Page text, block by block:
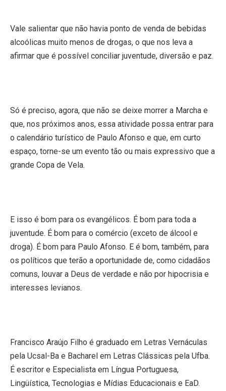
Vale salientar que não havia ponto de venda de bebidas
alcoólicas muito menos de drogas, o que nos leva a
afirmar que é possível conciliar juventude, diversão e paz.
Só é preciso, agora, que não se deixe morrer a Marcha e
que, nos próximos anos, essa atividade possa entrar para
o calendário turístico de Paulo Afonso e que, em curto
espaço, torne-se um evento tão ou mais expressivo que a
grande Copa de Vela.
E isso é bom para os evangélicos. É bom para toda a
juventude. É bom para o comércio (exceto de álcool e
droga). É bom para Paulo Afonso. E é bom, também, para
os políticos que terão a oportunidade de, como cidadãos
comuns, louvar a Deus de verdade e não por hipocrisia e
interesses levianos.
Francisco Araújo Filho é graduado em Letras Vernáculas
pela Ucsal-Ba e Bacharel em Letras Clássicas pela Ufba.
É escritor e Especialista em Língua Portuguesa,
Lingüística, Tecnologias e Mídias Educacionais e EaD.